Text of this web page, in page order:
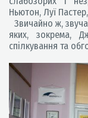
Ньютон, Луї
Звичайно ж,
яких, зокрема,
спілкування та